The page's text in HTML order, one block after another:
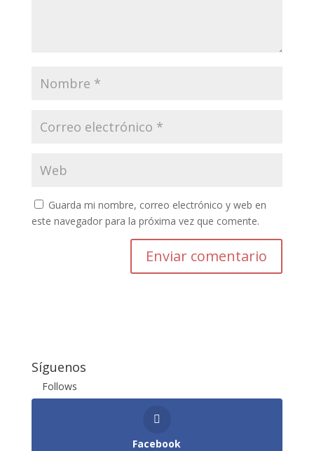
Guarda mi nombre, correo electrónico y web en
este navegador para la próxima vez que comente.
Enviar comentario
Síguenos
Follows
Facebook